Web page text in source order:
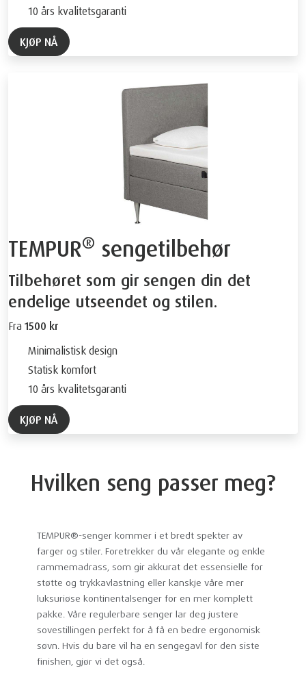
10 års kvalitetsgaranti
KJØP NÅ
TEMPUR® sengetilbehør
Tilbehøret som gir sengen din det
endelige utseendet og stilen.
Fra 1500 kr
Minimalistisk design
Statisk komfort
10 års kvalitetsgaranti
KJØP NÅ
Hvilken seng passer meg?
TEMPUR®-senger kommer i et bredt spekter av
farger og stiler. Foretrekker du vår elegante og enkle
rammemadrass, som gir akkurat det essensielle for
støtte og trykkavlastning eller kanskje våre mer
luksuriøse kontinentalsenger for en mer komplett
pakke. Våre regulerbare senger lar deg justere
sovestillingen perfekt for å få en bedre ergonomisk
søvn. Hvis du bare vil ha en sengegavl for den siste
finishen, gjør vi det også.